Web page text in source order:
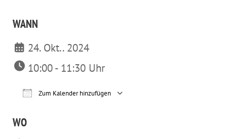
WANN
24. Okt.. 2024
10:00 - 11:30 Uhr
Zum Kalender hinzufügen
WO